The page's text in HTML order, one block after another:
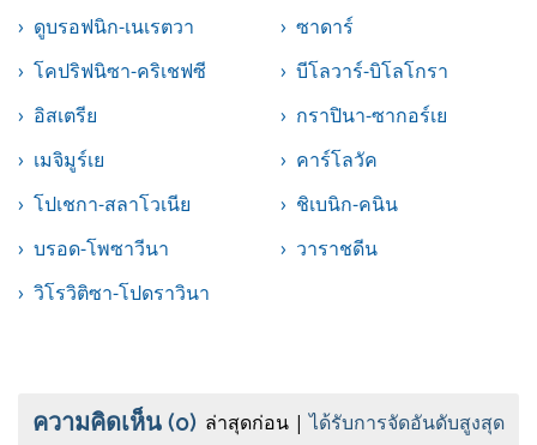
ดูบรอฟนิก-เนเรตวา
ซาดาร์
โคปริฟนิซา-คริเชฟซี
บีโลวาร์-บิโลโกรา
อิสเตรีย
กราปินา-ซากอร์เย
เมจิมูร์เย
คาร์โลวัค
โปเชกา-สลาโวเนีย
ชิเบนิก-คนิน
บรอด-โพซาวีนา
วาราชดีน
วิโรวิติซา-โปดราวินา
ความคิดเห็น (0) ล่าสุดก่อน ได้รับการจัดอันดับสูงสุด